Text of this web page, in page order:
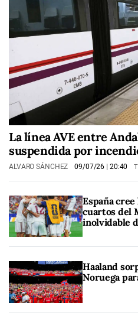
La línea AVE entre
suspendida por
ALVARO SÁNCHEZ 09/07/26 | 20:40
España
cuartos del
inolvidable
Haaland
Noruega